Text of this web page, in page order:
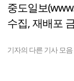
중도일보
수집, 재배포
기자의 다른 기사 모